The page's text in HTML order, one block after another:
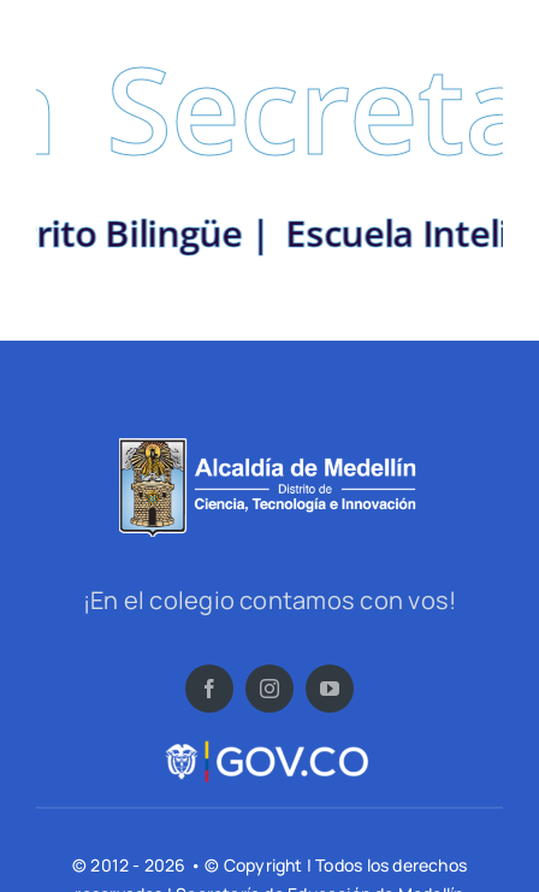
Distrito Bilingüe |
¡En el colegio contamos con vos!
© 2012 - 2026 • © Copyright | Todos los derechos